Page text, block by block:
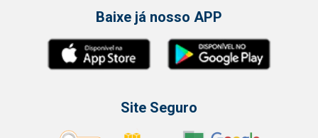
Baixe já nosso APP
Site Seguro